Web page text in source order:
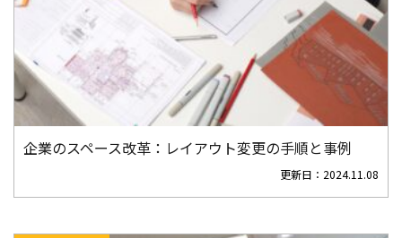
企業のスペース改革：レイアウト変更の手順と事例
更新日： 2024.11.08